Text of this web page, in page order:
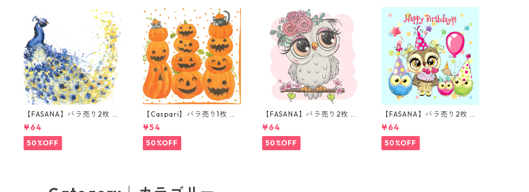
【FASANA】バラ売り2枚 ラ
ンチサイズ ペーパーナプキ
ン Coloured Peacock ホワ
イト
¥64
50%OFF
【Caspari】バラ売り1枚 ラ
ンチサイズ ペーパーナプキ
ン JACK O'LANTERNS ホワ
イト
¥54
50%OFF
【FASANA】バラ売り2枚 ラ
ンチサイズ ペーパーナプキ
ン Cartoon Owl ホワイト
¥64
50%OFF
【FASANA】バラ売り2枚 ラ
ンチサイズ ペーパーナプキ
ン Happy Birthday Owls ブ
ルー
¥64
50%OFF